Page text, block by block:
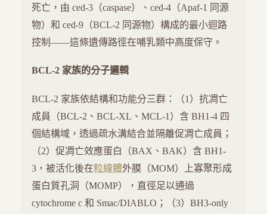
死亡，由 ced-3（caspase）、ced-4（Apaf-1 同源
物）和 ced-9（BCL-2 同源物）構成的最小迴路
控制——這條遺傳路徑在哺乳類中高度保守。
BCL-2 家族的分子邏輯
BCL-2 家族依結構和功能分三群：（1）抗凋亡
成員（BCL-2、BCL-XL、MCL-1）含 BH1-4 四
個結構域，透過疏水溝結合並隔離促凋亡成員；
（2）促凋亡效應蛋白（BAX、BAK）含 BH1-
3，被活化後在粒線體外膜（MOM）上寡聚形成
蛋白質孔洞（MOMP），直徑足以通過
cytochrome c 和 Smac/DIABLO；（3）BH3-only